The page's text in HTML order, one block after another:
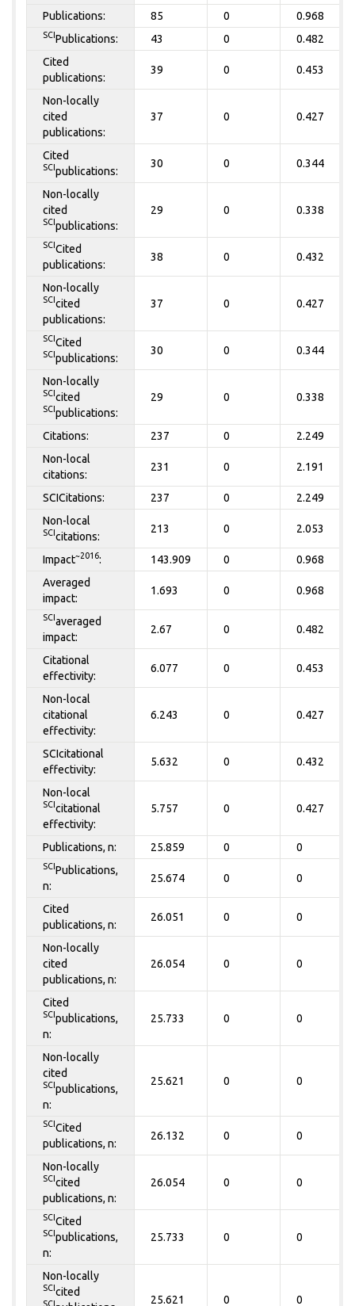
Publications: 85 0 0.968
SCI Publications: 43 0
0.482
Cited
publications:
39 0 0.453
Non-locally
cited
publications:
37 0 0.427
Cited
SCI publications:
30 0 0.344
Non-locally
cited
SCI publications:
29 0 0.338
SCI Cited
publications:
38 0 0.432
Non-locally
SCI cited
publications:
37 0 0.427
SCI Cited
SCI publications:
30 0 0.344
Non-locally
SCI cited
SCI publications:
29 0 0.338
Citations: 237 0
2.249
Non-local
citations:
231 0 2.191
SCICitations: 237 0
2.249
Non-local
SCI citations:
213 0 2.053
Impact~2016: 143.909 0
0.968
Averaged
impact:
1.693 0 0.968
SCI averaged
impact:
2.67 0 0.482
Citational
effectivity:
6.077 0 0.453
Non-local
citational
effectivity:
6.243 0 0.427
SCIcitational
effectivity:
5.632 0 0.432
Non-local
SCI citational
effectivity:
5.757 0 0.427
Publications, n: 25.859 0 0
SCI Publications,
n:
25.674 0 0
Cited
publications, n:
26.051 0 0
Non-locally
cited
publications, n:
26.054 0 0
Cited
SCI publications,
n:
25.733 0 0
Non-locally
cited
SCI publications,
n:
25.621 0 0
SCI Cited
publications, n:
26.132 0 0
Non-locally
SCI cited
publications, n:
26.054 0 0
SCI Cited
SCI publications,
n:
25.733 0 0
Non-locally
SCI cited
SCI 25.621 0 0